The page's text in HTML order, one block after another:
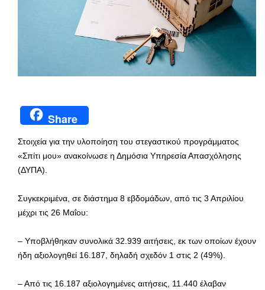
Share
Στοιχεία για την υλοποίηση του στεγαστικού προγράμματος
«Σπίτι μου» ανακοίνωσε η Δημόσια Υπηρεσία Απασχόλησης
(ΔΥΠΑ).
Συγκεκριμένα, σε διάστημα 8 εβδομάδων, από τις 3 Απριλίου
μέχρι τις 26 Μαΐου:
– Υποβλήθηκαν συνολικά 32.939 αιτήσεις, εκ των οποίων έχουν
ήδη αξιολογηθεί 16.187, δηλαδή σχεδόν 1 στις 2 (49%).
– Από τις 16.187 αξιολογημένες αιτήσεις, 11.440 έλαβαν